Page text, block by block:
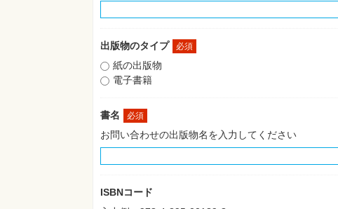
出版物のタイプ 必須
紙の出版物
電子書籍
書名 必須
お問い合わせの出版物名を入力してください
ISBNコード